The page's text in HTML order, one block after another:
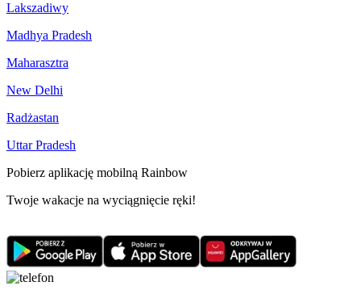
Lakszadiwy
Madhya Pradesh
Maharasztra
New Delhi
Radżastan
Uttar Pradesh
Pobierz aplikację mobilną Rainbow
Twoje wakacje na wyciągnięcie ręki!